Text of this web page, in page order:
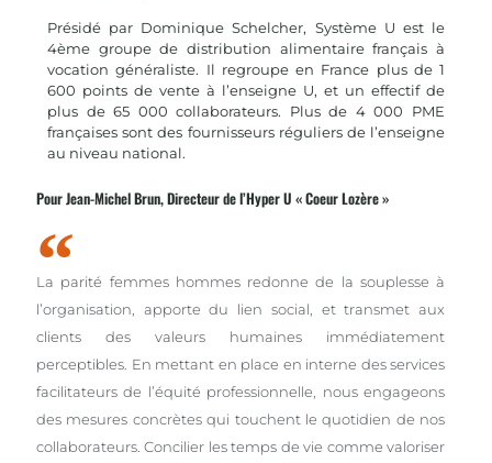
Présidé par Dominique Schelcher, Système U est le
4ème groupe de distribution alimentaire français à
vocation généraliste. Il regroupe en France plus de 1
600 points de vente à l’enseigne U, et un effectif de
plus de 65 000 collaborateurs. Plus de 4 000 PME
françaises sont des fournisseurs réguliers de l’enseigne
au niveau national.
Pour Jean-Michel Brun, Directeur de l’Hyper U « Coeur Lozère »
La parité femmes hommes redonne de la souplesse à
l’organisation, apporte du lien social, et transmet aux
clients des valeurs humaines immédiatement
perceptibles. En mettant en place en interne des services
facilitateurs de l’équité professionnelle, nous engageons
des mesures concrètes qui touchent le quotidien de nos
collaborateurs. Concilier les temps de vie comme valoriser